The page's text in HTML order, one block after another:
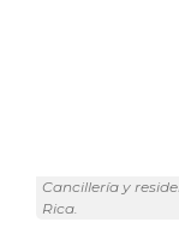
Cancillería y
Rica.